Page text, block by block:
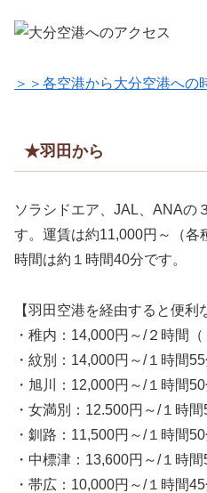
＞＞各空港から大分空港への
★羽田から
ソラシドエア、JAL、ANAの
す。運賃は約11,000円～（各
時間は約１時間40分です。
【羽田空港を経由すると便利
・稚内：14,000円～/２時間（
・紋別：14,000円～/１時間55
・旭川：12,000円～/１時間50
・女満別：12.500円～/１時間
・釧路：11,500円～/１時間50
・中標津：13,600円～/１時間
・帯広：10,000円～/１時間45